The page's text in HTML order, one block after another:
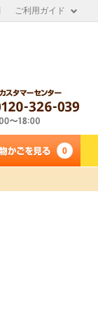
ご利用ガイド
0